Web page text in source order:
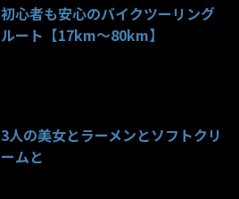
初心者も安心のバイクツーリング
ルート【17km〜80km】
3人の美女とラーメンとソフトクリ
ームと